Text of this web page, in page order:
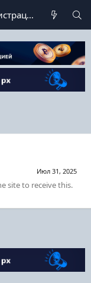
Регистрация
Июл 31, 2025
site to receive this.